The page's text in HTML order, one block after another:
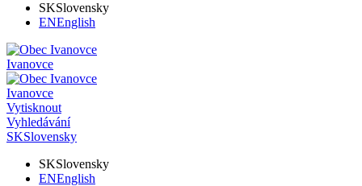
SKSlovensky
ENEnglish
Ivanovce
Ivanovce
Vytisknout
Vyhledávání
SKSlovensky
SKSlovensky
ENEnglish